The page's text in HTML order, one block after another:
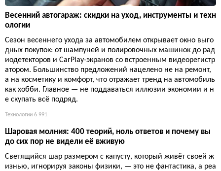
Весенний автогараж: скидки на уход, инструменты и техн
ологии
Сезон весеннего ухода за автомобилем открывает окно выго
дных покупок: от шампуней и полировочных машинок до рад
иодетекторов и CarPlay-экранов со встроенным видеорегистр
атором. Большинство предложений нацелено не на ремонт,
а на косметику и комфорт, что отражает тренд на автомобиль
как хобби. Главное — не поддаваться иллюзии экономии и н
е скупать всё подряд.
Технологии 6 991
Шаровая молния: 400 теорий, ноль ответов и почему вы
до сих пор не видели её вживую
Светящийся шар размером с капусту, который живёт своей ж
изнью, игнорируя законы физики, — это не фантастика, а реа